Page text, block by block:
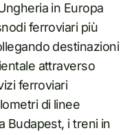
in Europa
ferroviari più
destinazioni
attraverso
ferroviari
di linee
Budapest, i treni in